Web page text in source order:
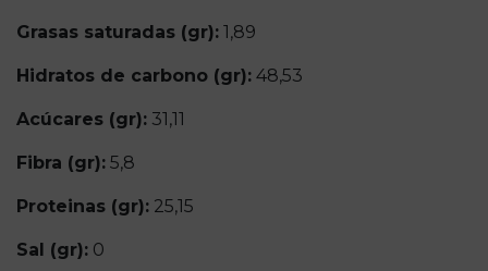
Grasas saturadas (gr): 1,89
Hidratos de carbono (gr): 48,53
Acúcares (gr): 31,11
Fibra (gr): 5,8
Proteinas (gr): 25,15
Sal (gr): 0